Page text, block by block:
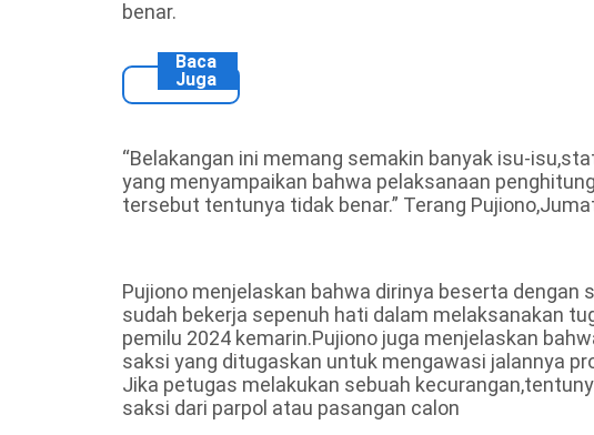
benar.
Baca
Juga
“Belakangan ini memang semakin banyak isu-
yang menyampaikan bahwa pelaksanaan
tersebut tentunya tidak benar.” Terang
Pujiono menjelaskan bahwa dirinya beserta dengan
sudah bekerja sepenuh hati dalam melaksanakan
pemilu 2024 kemarin.Pujiono juga menjelaskan
saksi yang ditugaskan untuk mengawasi jalannya
Jika petugas melakukan sebuah
saksi dari parpol atau pasangan calon